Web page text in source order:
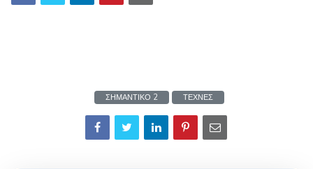
ΣΗΜΑΝΤΙΚΟ 2 ΤΕΧΝΕΣ